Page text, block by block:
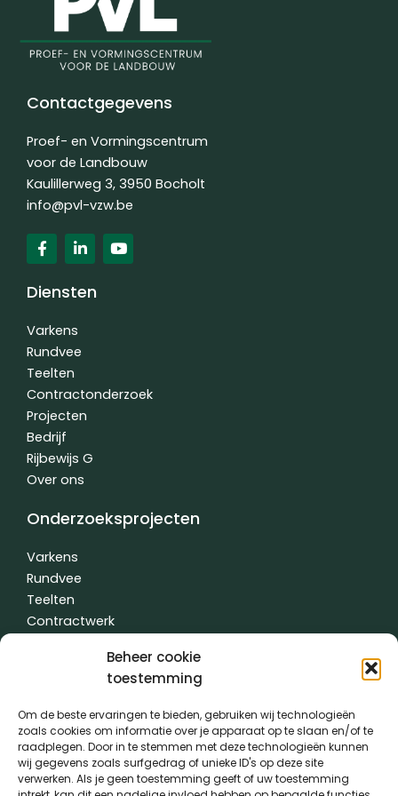
Beheer cookie
toestemming
Om de beste ervaringen te bieden, gebruiken wij technologieën
zoals cookies om informatie over je apparaat op te slaan en/of te
raadplegen. Door in te stemmen met deze technologieën kunnen
wij gegevens zoals surfgedrag of unieke ID's op deze site
verwerken. Als je geen toestemming geeft of uw toestemming
Contactgegevens
Proef- en Vormingscentrum
voor de Landbouw
Kaulillerweg 3, 3950 Bocholt
info@pvl-vzw.be
F
a
c
e
b
o
k
-
f
L
i
n
k
e
n
-
n
Y
o
u
Diensten
Varkens
Rundvee
Teelten
Contractonderzoek
Projecten
Bedrijf
Rijbewijs G
Over ons
Onderzoeksprojecten
Varkens
Rundvee
Teelten
Contractwerk
Algemene voorwaarden|Privacybeleid| gemaakt met
door
creativitijd